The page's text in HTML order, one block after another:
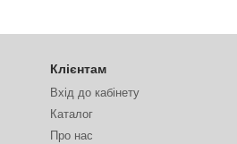
Клієнтам
Вхід до кабінету
Каталог
Про нас